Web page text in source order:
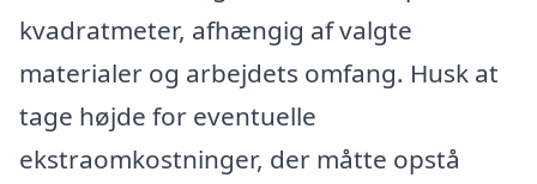
kvadratmeter, afhængig af valgte
materialer og arbejdets omfang. Husk at
tage højde for eventuelle
ekstraomkostninger, der måtte opstå